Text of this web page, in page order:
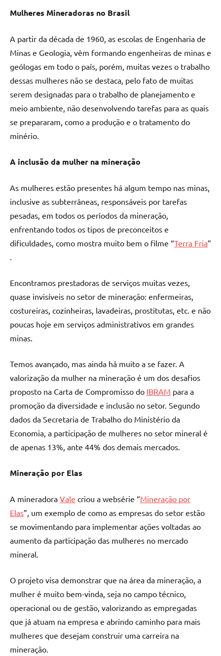
Mulheres Mineradoras no Brasil
A partir da década de 1960, as escolas de Engenharia de
Minas e Geologia, vêm formando engenheiras de minas e
geólogas em todo o país, porém, muitas vezes o trabalho
dessas mulheres não se destaca, pelo fato de muitas
serem designadas para o trabalho de planejamento e
meio ambiente, não desenvolvendo tarefas para as quais
se prepararam, como a produção e o tratamento do
minério.
A inclusão da mulher na mineração
As mulheres estão presentes há algum tempo nas minas,
inclusive as subterrâneas, responsáveis por tarefas
pesadas, em todos os períodos da mineração,
enfrentando todos os tipos de preconceitos e
dificuldades, como mostra muito bem o filme “Terra Fria”
Encontramos prestadoras de serviços muitas vezes,
quase invisíveis no setor de mineração: enfermeiras,
costureiras, cozinheiras, lavadeiras, prostitutas, etc. e não
poucas hoje em serviços administrativos em grandes
minas.
Temos avançado, mas ainda há muito a se fazer. A
valorização da mulher na mineração é um dos desafios
proposto na Carta de Compromisso do IBRAM para a
promoção da diversidade e inclusão no setor. Segundo
dados da Secretaria de Trabalho do Ministério da
Economia, a participação de mulheres no setor mineral é
de apenas 13%, ante 44% dos demais mercados.
Mineração por Elas
A mineradora Vale criou a websérie “Mineração por
Elas”, um exemplo de como as empresas do setor estão
se movimentando para implementar ações voltadas ao
aumento da participação das mulheres no mercado
mineral.
O projeto visa demonstrar que na área da mineração, a
mulher é muito bem-vinda, seja no campo técnico,
operacional ou de gestão, valorizando as empregadas
que já atuam na empresa e abrindo caminho para mais
mulheres que desejam construir uma carreira na
mineração.